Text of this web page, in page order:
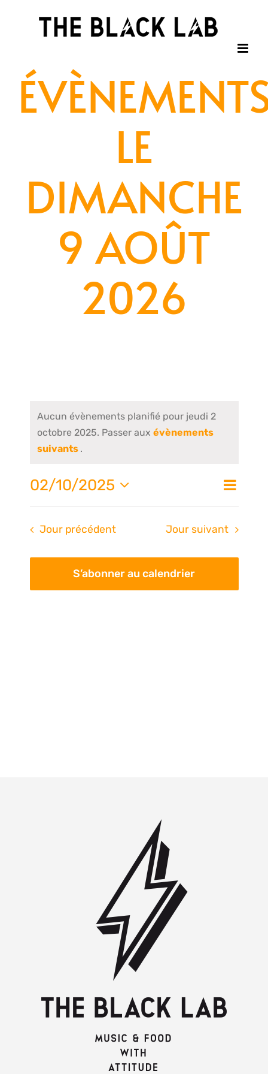
LE
DIMANCHE
9 AOÛT
2026
Aucun évènements planifié pour jeudi 2
octobre 2025. Passer aux évènements
suivants .
de
Jour
02/10/2025
Sélectionnez
date.
Jour précédent Jour suivant
S’abonner au calendrier